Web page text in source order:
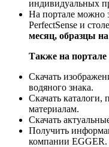
индивидуальных
На портале можно
PerfectSense и
месяц, образцы
Также на
Скачать
водяного знака.
Скачать
материалам.
Скачать
Получить
компании EGGER.